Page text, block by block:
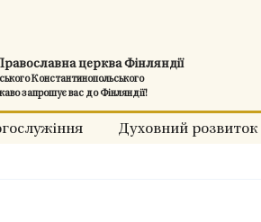
церква Фінляндії
Константинопольського
запрошує вас до Фінляндії!
Духовний розвиток